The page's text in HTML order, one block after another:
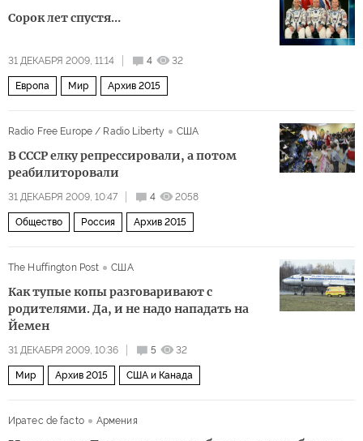
Сорок лет спустя…
31 ДЕКАБРЯ 2009, 11:14 4 32
Европа Мир Архив 2015
Radio Free Europe / Radio Liberty США
В СССР елку репрессировали, а потом
реабилиторовали
31 ДЕКАБРЯ 2009, 10:47 4 2058
Общество Россия Архив 2015
The Huffington Post США
Как тупые копы разговаривают с
родителями. Да, и не надо нападать на
Йемен
31 ДЕКАБРЯ 2009, 10:36 5 32
Мир Архив 2015 США и Канада
Иратес de facto Армения